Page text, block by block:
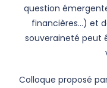
question
financières…) et
souveraineté peut
Colloque proposé